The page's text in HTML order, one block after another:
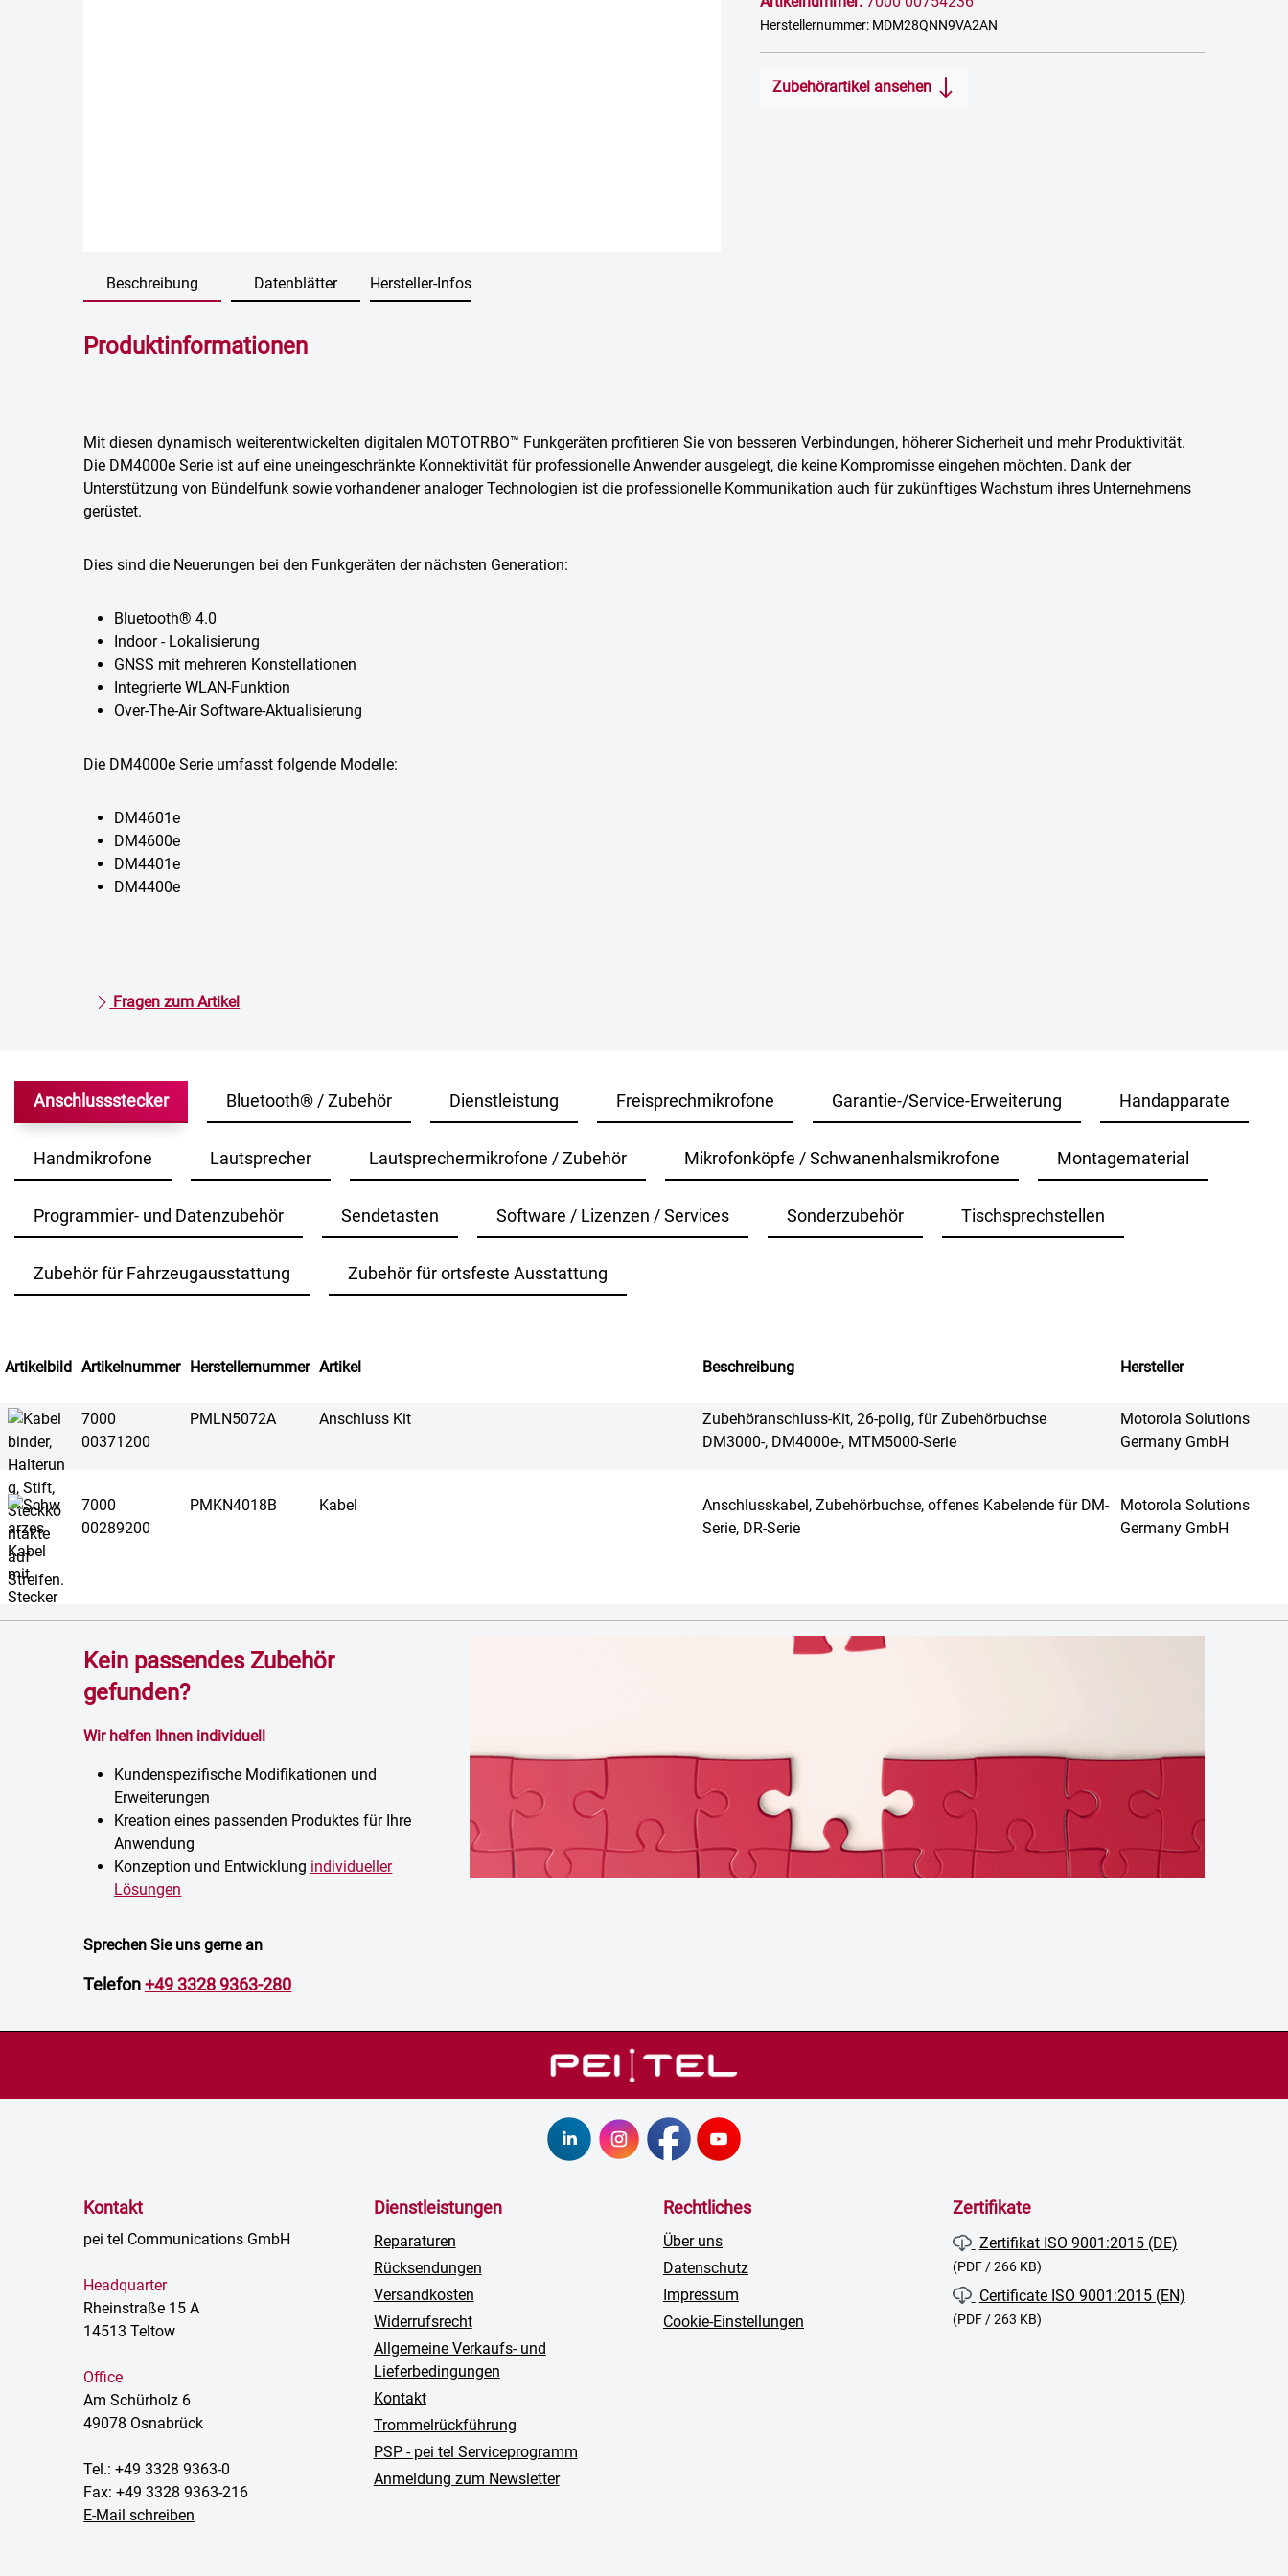
Herstellernummer: MDM28QNN9VA2AN
Zubehörartikel ansehen
Beschreibung Datenblätter Hersteller-Infos
Produktinformationen
Mit diesen dynamisch weiterentwickelten digitalen MOTOTRBO™ Funkgeräten profitieren Sie von besseren Verbindungen, höherer Sicherheit und mehr Produktivität.
Die DM4000e Serie ist auf eine uneingeschränkte Konnektivität für professionelle Anwender ausgelegt, die keine Kompromisse eingehen möchten. Dank der
Unterstützung von Bündelfunk sowie vorhandener analoger Technologien ist die professionelle Kommunikation auch für zukünftiges Wachstum ihres Unternehmens
gerüstet.
Dies sind die Neuerungen bei den Funkgeräten der nächsten Generation:
Bluetooth® 4.0
Indoor - Lokalisierung
GNSS mit mehreren Konstellationen
Integrierte WLAN-Funktion
Over-The-Air Software-Aktualisierung
Die DM4000e Serie umfasst folgende Modelle:
DM4601e
DM4600e
DM4401e
DM4400e
Fragen zum Artikel
Anschlussstecker Bluetooth® / Zubehör Dienstleistung Freisprechmikrofone Garantie-/Service-Erweiterung Handapparate
Handmikrofone Lautsprecher Lautsprechermikrofone / Zubehör Mikrofonköpfe / Schwanenhalsmikrofone Montagematerial
Programmier- und Datenzubehör Sendetasten Software / Lizenzen / Services Sonderzubehör Tischsprechstellen
Zubehör für Fahrzeugausstattung Zubehör für ortsfeste Ausstattung
Artikelbild Artikelnummer Herstellernummer Artikel Beschreibung Hersteller
7000
00371200
PMLN5072A Anschluss Kit
Zubehöranschluss-Kit, 26-polig, für Zubehörbuchse
DM3000-, DM4000e-, MTM5000-Serie
Motorola Solutions
Germany GmbH
7000
00289200
PMKN4018B Kabel
Anschlusskabel, Zubehörbuchse, offenes Kabelende für DM-
Serie, DR-Serie
Motorola Solutions
Germany GmbH
Kein passendes Zubehör
gefunden?
Wir helfen Ihnen individuell
Kundenspezifische Modifikationen und
Erweiterungen
Kreation eines passenden Produktes für Ihre
Anwendung
Konzeption und Entwicklung individueller
Lösungen
Sprechen Sie uns gerne an
Telefon +49 3328 9363-280
Kontakt
pei tel Communications GmbH
Headquarter
Rheinstraße 15 A
14513 Teltow
Office
Am Schürholz 6
49078 Osnabrück
Tel.: +49 3328 9363-0
Fax: +49 3328 9363-216
E-Mail schreiben
Dienstleistungen
Reparaturen
Rücksendungen
Versandkosten
Widerrufsrecht
Allgemeine Verkaufs- und
Lieferbedingungen
Kontakt
Trommelrückführung
PSP - pei tel Serviceprogramm
Anmeldung zum Newsletter
Rechtliches
Über uns
Datenschutz
Impressum
Cookie-Einstellungen
Zertifikate
Zertifikat ISO 9001:2015 (DE)
(PDF / 266 KB)
Certificate ISO 9001:2015 (EN)
(PDF / 263 KB)